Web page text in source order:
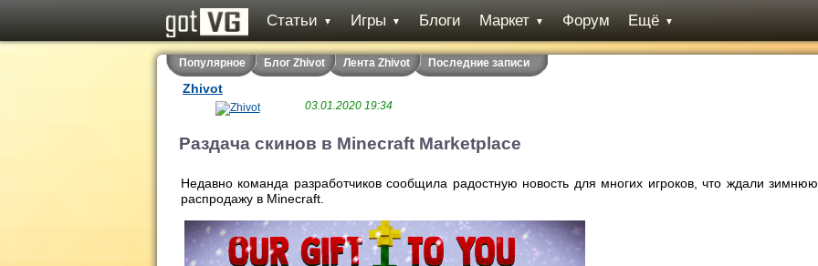
Статьи ▼ Игры ▼ Блоги Маркет ▼ Форум Ещё ▼
Популярное Блог Zhivot Лента Zhivot Последние записи
Zhivot
03.01.2020 19:34
Раздача скинов в Minecraft Marketplace
Недавно команда разработчиков сообщила радостную новость для многих игроков, что ждали зимнюю
распродажу в Minecraft.